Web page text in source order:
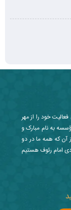
خود را از مهر
به نام مبارک و
آن که همه ما در دو
امام رئوف هستیم